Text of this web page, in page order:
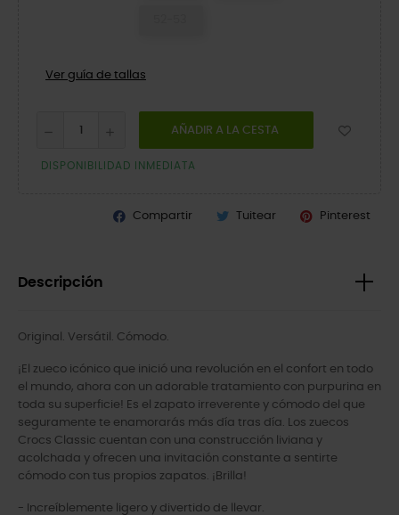
Ver guía de tallas
AÑADIR A LA CESTA
DISPONIBILIDAD INMEDIATA
Compartir Tuitear Pinterest
Descripción
Original. Versátil. Cómodo.
¡El zueco icónico que inició una revolución en el confort en todo
el mundo, ahora con un adorable tratamiento con purpurina en
toda su superficie! Es el zapato irreverente y cómodo del que
seguramente te enamorarás más día tras día. Los zuecos
Crocs Classic cuentan con una construcción liviana y
acolchada y ofrecen una invitación constante a sentirte
cómodo con tus propios zapatos. ¡Brilla!
- Increíblemente ligero y divertido de llevar.